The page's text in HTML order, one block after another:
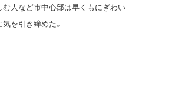
人など市中心部は早くもにぎわい
を引き締めた。